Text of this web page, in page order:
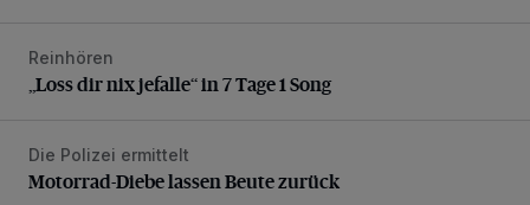
„Loss dir nix jefalle“ in 7 Tage 1 Song
Reinhören
„Loss dir nix jefalle“ in 7 Tage 1 Song
Motorrad-Diebe lassen Beute zurück
Die Polizei ermittelt
Motorrad-Diebe lassen Beute zurück